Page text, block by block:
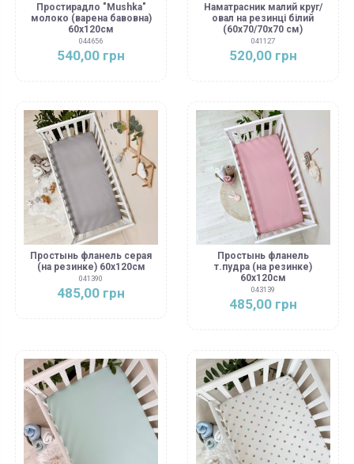
Простирадло "Mushka"
молоко (варена бавовна)
60х120см
044656
540,00 грн
Наматрасник малий круг/
овал на резинці білий
(60х70/70х70 см)
041127
520,00 грн
Простынь фланель серая
(на резинке) 60х120см
041390
485,00 грн
Простынь фланель
т.пудра (на резинке)
60х120см
043139
485,00 грн